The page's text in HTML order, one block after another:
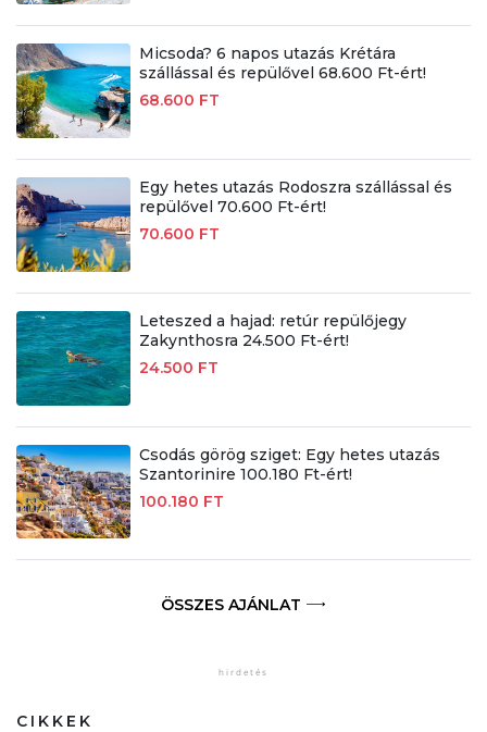
Micsoda? 6 napos utazás Krétára
szállással és repülővel 68.600 Ft-ért!
68.600 FT
Egy hetes utazás Rodoszra szállással és
repülővel 70.600 Ft-ért!
70.600 FT
Leteszed a hajad: retúr repülőjegy
Zakynthosra 24.500 Ft-ért!
24.500 FT
Csodás görög sziget: Egy hetes utazás
Szantorinire 100.180 Ft-ért!
100.180 FT
ÖSSZES AJÁNLAT
CIKKEK